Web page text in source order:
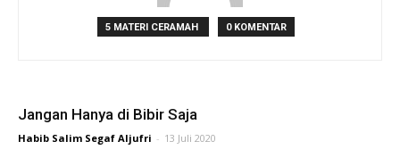
5 MATERI CERAMAH 0 KOMENTAR
Jangan Hanya di Bibir Saja
Habib Salim Segaf Aljufri - 13 Juli 2020